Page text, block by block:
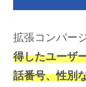
拡張コンバー
得したユーザ
話番号、性別